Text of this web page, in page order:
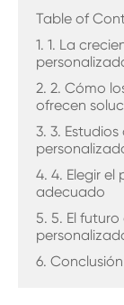
Table of
1. 1. La
2. 2. Cómo
ofrecen
3. 3.
4. 4. Elegir
adecuado
5. 5. El
6. Conclusión